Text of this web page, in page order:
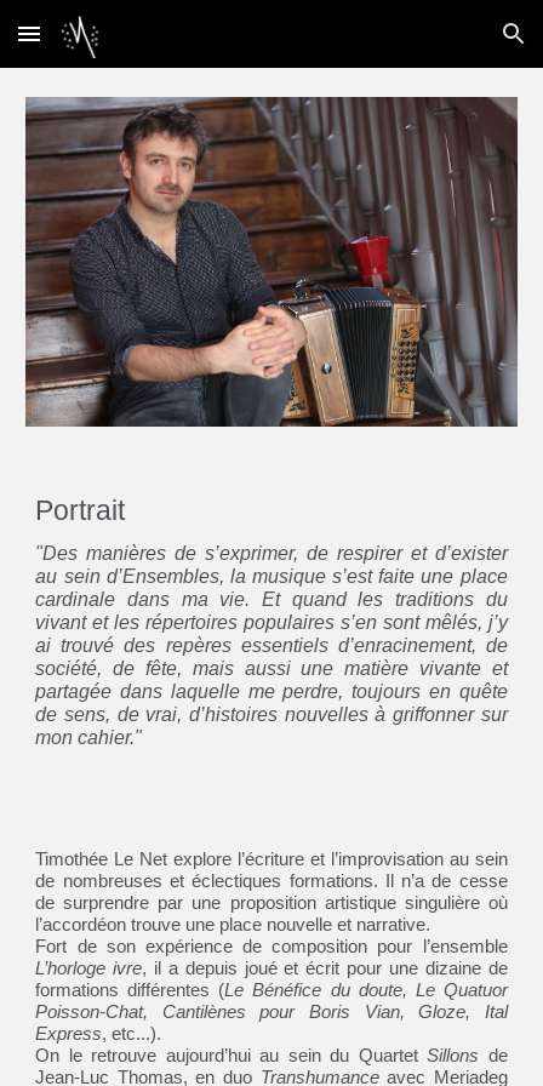
Skip to main content Skip to navigation
Portrait
"Des manières de s’exprimer, de respirer et d’exister
au sein d’Ensembles, la musique s’est faite une place
cardinale dans ma vie. Et quand les traditions du
vivant et les répertoires populaires s’en sont mêlés, j’y
ai trouvé des repères essentiels d’enracinement, de
société, de fête, mais aussi une matière vivante et
partagée dans laquelle me perdre, toujours en quête
de sens, de vrai, d’histoires nouvelles à griffonner sur
mon cahier."
Timothée Le Net explore l’écriture et l’improvisation au sein
de nombreuses et éclectiques formations. Il n’a de cesse
de surprendre par une proposition artistique singulière où
l’accordéon trouve une place nouvelle et narrative.
Fort de son expérience de composition pour l’ensemble
L’horloge ivre, il a depuis joué et écrit pour une dizaine de
formations différentes (Le Bénéfice du doute, Le Quatuor
Poisson-Chat, Cantilènes pour Boris Vian, Gloze, Ital
Express, etc...).
On le retrouve aujourd’hui au sein du QuartetSillons de
Jean-Luc Thomas, en duo Transhumanceavec Meriadeg